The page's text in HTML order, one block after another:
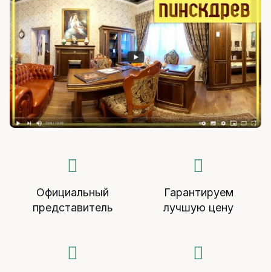
Официальный
представитель
Гарантируем
лучшую цену